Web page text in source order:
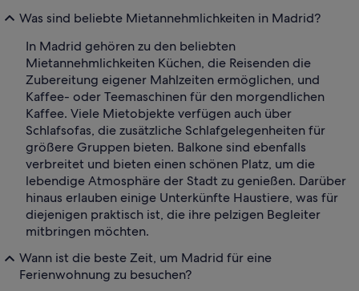
Was sind beliebte Mietannehmlichkeiten in Madrid?
In Madrid gehören zu den beliebten
Mietannehmlichkeiten Küchen, die Reisenden die
Zubereitung eigener Mahlzeiten ermöglichen, und
Kaffee- oder Teemaschinen für den morgendlichen
Kaffee. Viele Mietobjekte verfügen auch über
Schlafsofas, die zusätzliche Schlafgelegenheiten für
größere Gruppen bieten. Balkone sind ebenfalls
verbreitet und bieten einen schönen Platz, um die
lebendige Atmosphäre der Stadt zu genießen. Darüber
hinaus erlauben einige Unterkünfte Haustiere, was für
diejenigen praktisch ist, die ihre pelzigen Begleiter
mitbringen möchten.
Wann ist die beste Zeit, um Madrid für eine
Ferienwohnung zu besuchen?